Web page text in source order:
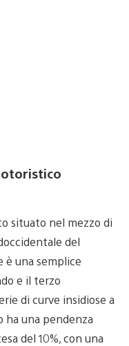
situato nel mezzo di
del
una semplice
e il terzo
di curve insidiose a
ha una pendenza
del 10%, con una